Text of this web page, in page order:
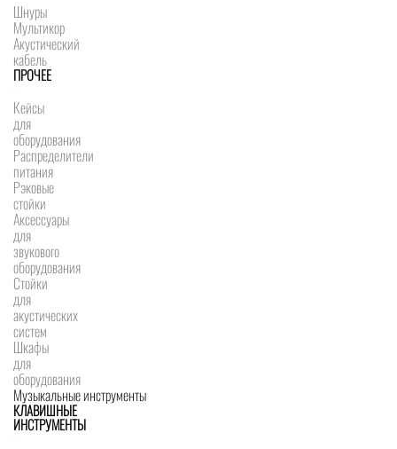
Шнуры
Мультикор
Акустический
кабель
ПРОЧЕЕ
Кейсы
для
оборудования
Распределители
питания
Рэковые
стойки
Аксессуары
для
звукового
оборудования
Стойки
для
акустических
систем
Шкафы
для
оборудования
Музыкальные инструменты
КЛАВИШНЫЕ
ИНСТРУМЕНТЫ